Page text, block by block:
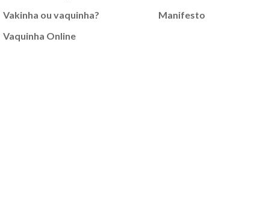
Vakinha ou vaquinha?
Vaquinha Online
Manifesto